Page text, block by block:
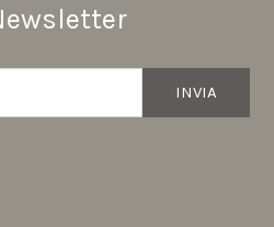
INVIA